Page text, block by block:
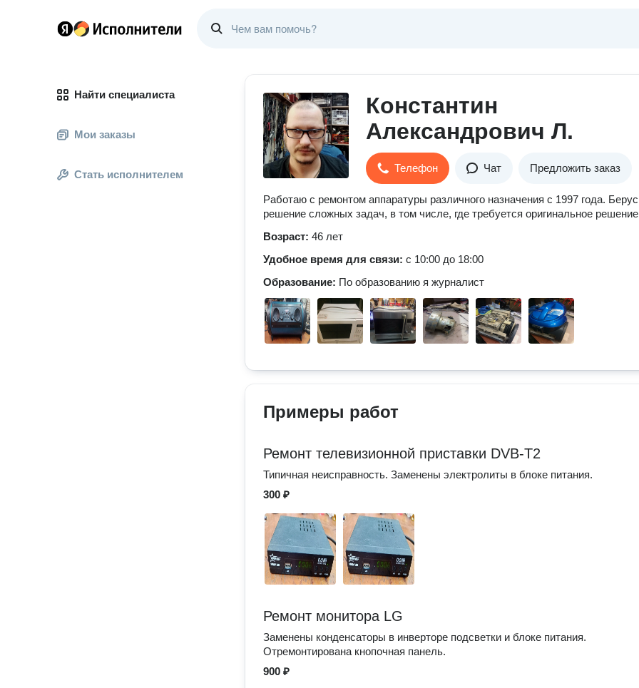
Найти специалиста
Мои заказы
Стать исполнителем
Константин
Александрович Л.
Телефон Чат Предложить заказ
Работаю с ремонтом аппаратуры различного назначения с 1997 года.
решение сложных задач, в том числе, где требуется оригинальное
Возраст: 46 лет
Удобное время для связи: с 10:00 до 18:00
Образование: По образованию я журналист
Примеры работ
Ремонт телевизионной приставки DVB-T2
Типичная неисправность. Заменены электролиты в блоке питания.
300 ₽
Ремонт монитора LG
Заменены конденсаторы в инверторе подсветки и блоке питания.
Отремонтирована кнопочная панель.
900 ₽